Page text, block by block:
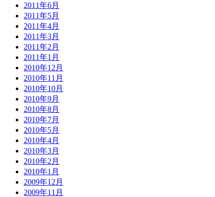
2011年6月
2011年5月
2011年4月
2011年3月
2011年2月
2011年1月
2010年12月
2010年11月
2010年10月
2010年9月
2010年8月
2010年7月
2010年5月
2010年4月
2010年3月
2010年2月
2010年1月
2009年12月
2009年11月